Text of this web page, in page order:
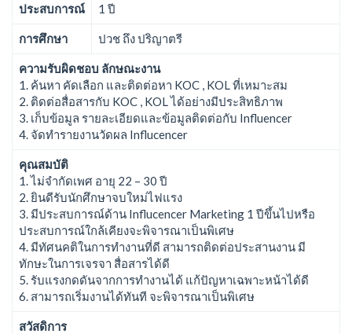
ประสบการณ์ 1 ปี
การศึกษา ปวช ถึง ปริญาตรี
ความรับผิดชอบ ลักษณะงาน
1. ค้นหา คัดเลือก และติดต่อหา KOC , KOL ที่เหมาะสม
2. ติดต่อสื่อสารกับ KOC , KOL ได้อย่างมีประสิทธิภาพ
3. เก็บข้อมูล รายละเอียดและข้อมูลติดต่อกับ Influencer
4. จัดทำรายงานวัดผล Influcencer
คุณสมบัติ
1. ไม่จำกัดเพศ อายุ 22 – 30 ปี
2. ยินดีรับนักศึกษาจบใหม่ไฟแรง
3. มีประสบการณ์ด้าน Influcencer Marketing 1 ปีขึ้นไปหรือ
ประสบการณ์ใกล้เคียงจะพิจารณาเป็นพิเศษ
4. มีทัศนคติในการทำงานที่ดี สามารถติดต่อประสานงาน มี
ทักษะในการเจรจา สื่อสารได้ดี
5. รับแรงกดดันจากการทำงานได้ แก้ปัญหาเฉพาะหน้าได้ดี
6. สามารถเริ่มงานได้ทันที จะพิจารณาเป็นพิเศษ
สวัสดิการ